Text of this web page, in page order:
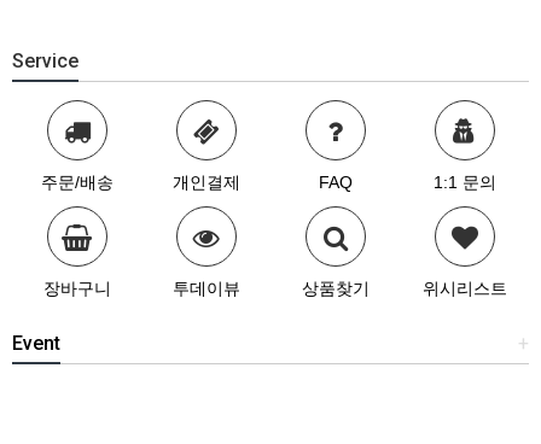
Service
주문/배송 개인결제 FAQ 1:1 문의
장바구니 투데이뷰 상품찾기 위시리스트
+
Event